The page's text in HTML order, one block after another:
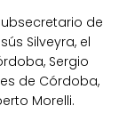
de
Silveyra, el
Sergio
de Córdoba,
Morelli.